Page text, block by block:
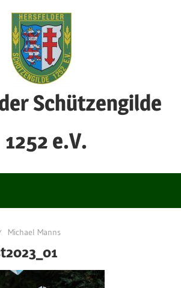
Schützengilde
1252 e.V.
Michael Manns